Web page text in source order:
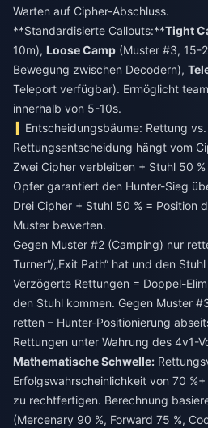
Warten auf Cipher-Abschluss.
**Standardisierte Callouts:**Tight
10m), Loose Camp (Muster #3, 15-
Bewegung zwischen Decodern),
Teleport verfügbar). Ermöglicht
innerhalb von 5-10s.
Entscheidungsbäume: Rettung
Rettungsentscheidung hängt vom
Zwei Cipher verbleiben + Stuhl 50
Opfer garantiert den Hunter-Sieg
Drei Cipher + Stuhl 50 % = Position
Muster bewerten.
Gegen Muster #2 (Camping) nur
Turner“/„Exit Path“ hat und den
Verzögerte Rettungen = Doppel-
den Stuhl kommen. Gegen Muster
retten – Hunter-Positionierung
Rettungen unter Wahrung des 4v1-
Mathematische Schwelle:
Erfolgswahrscheinlichkeit von 70
zu rechtfertigen. Berechnung
(Mercenary 90 %, Forward 75 %,